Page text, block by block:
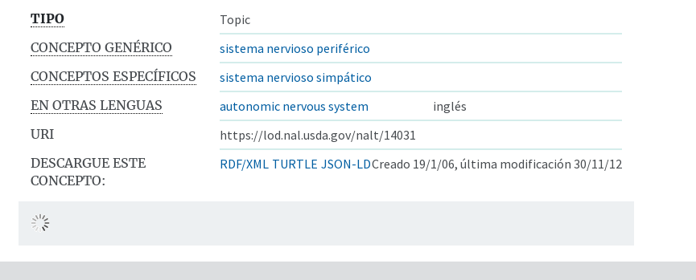
TIPO
Topic
CONCEPTO GENÉRICO
sistema nervioso periférico
CONCEPTOS ESPECÍFICOS
sistema nervioso simpático
EN OTRAS LENGUAS
autonomic nervous system
inglés
URI
https://lod.nal.usda.gov/nalt/14031
DESCARGUE ESTE
CONCEPTO:
RDF/XML TURTLE JSON-LDCreado 19/1/06, última modificación 30/11/12